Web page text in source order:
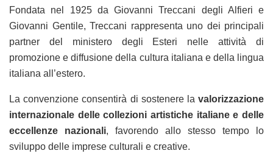
Fondata nel 1925 da Giovanni Treccani degli Alfieri e
Giovanni Gentile, Treccani rappresenta uno dei principali
partner del ministero degli Esteri nelle attività di
promozione e diffusione della cultura italiana e della lingua
italiana all’estero.
La convenzione consentirà di sostenere la valorizzazione
internazionale delle collezioni artistiche italiane e delle
eccellenze nazionali, favorendo allo stesso tempo lo
sviluppo delle imprese culturali e creative.